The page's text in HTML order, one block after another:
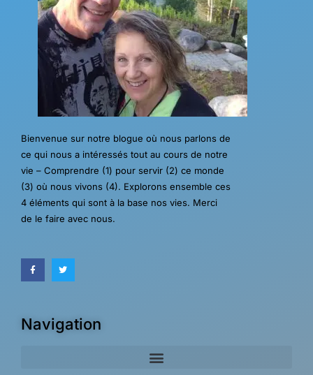
Bienvenue sur notre blogue où nous parlons de
ce qui nous a intéressés tout au cours de notre
vie – Comprendre (1) pour servir (2) ce monde
(3) où nous vivons (4). Explorons ensemble ces
4 éléments qui sont à la base nos vies. Merci
de le faire avec nous.
Navigation